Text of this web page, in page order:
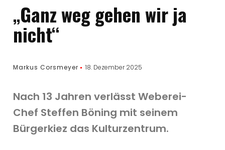
„Ganz weg gehen wir ja
nicht“
Markus Corsmeyer 18. Dezember 2025
Nach 13 Jahren verlässt Weberei-
Chef Steffen Böning mit seinem
Bürgerkiez das Kulturzentrum.